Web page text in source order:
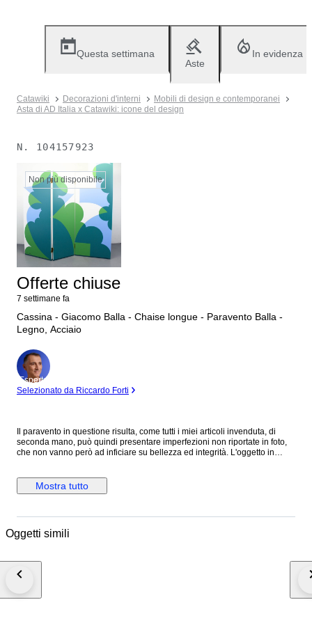
Questa settimana
Aste
In evidenza
Catawiki Decorazioni d'interni
Mobili di design e contemporanei
Asta di AD Italia x Catawiki: icone del design
N. 104157923
Non più disponibile
Offerte chiuse
7 settimane fa
Cassina - Giacomo Balla - Chaise longue - Paravento Balla -
Legno, Acciaio
Esperto
Selezionato da Riccardo Forti
Il paravento in questione risulta, come tutti i miei articoli invenduta, di
seconda mano, può quindi presentare imperfezioni non riportate in foto,
che non vanno però ad inficiare su bellezza ed integrità. L'oggetto in
riporta in vita questo accessorio dai toni vivaci per dividere e completare
le diverse aree della casa con una forte impronta artistica. Il Paravento
tamburato uniti con cerniere in ottone satinato appositamente sviluppate
in entrambe le direzioni. La decorazione, serigrafata sui due lati,
dell’autenticità del prodotto. Visualizza tutti gli altri miei articoli in vendita!!
effettuato un ritiro da parte di un corriere e quindi non dalla persona
Mostra tutto
Oggetti simili